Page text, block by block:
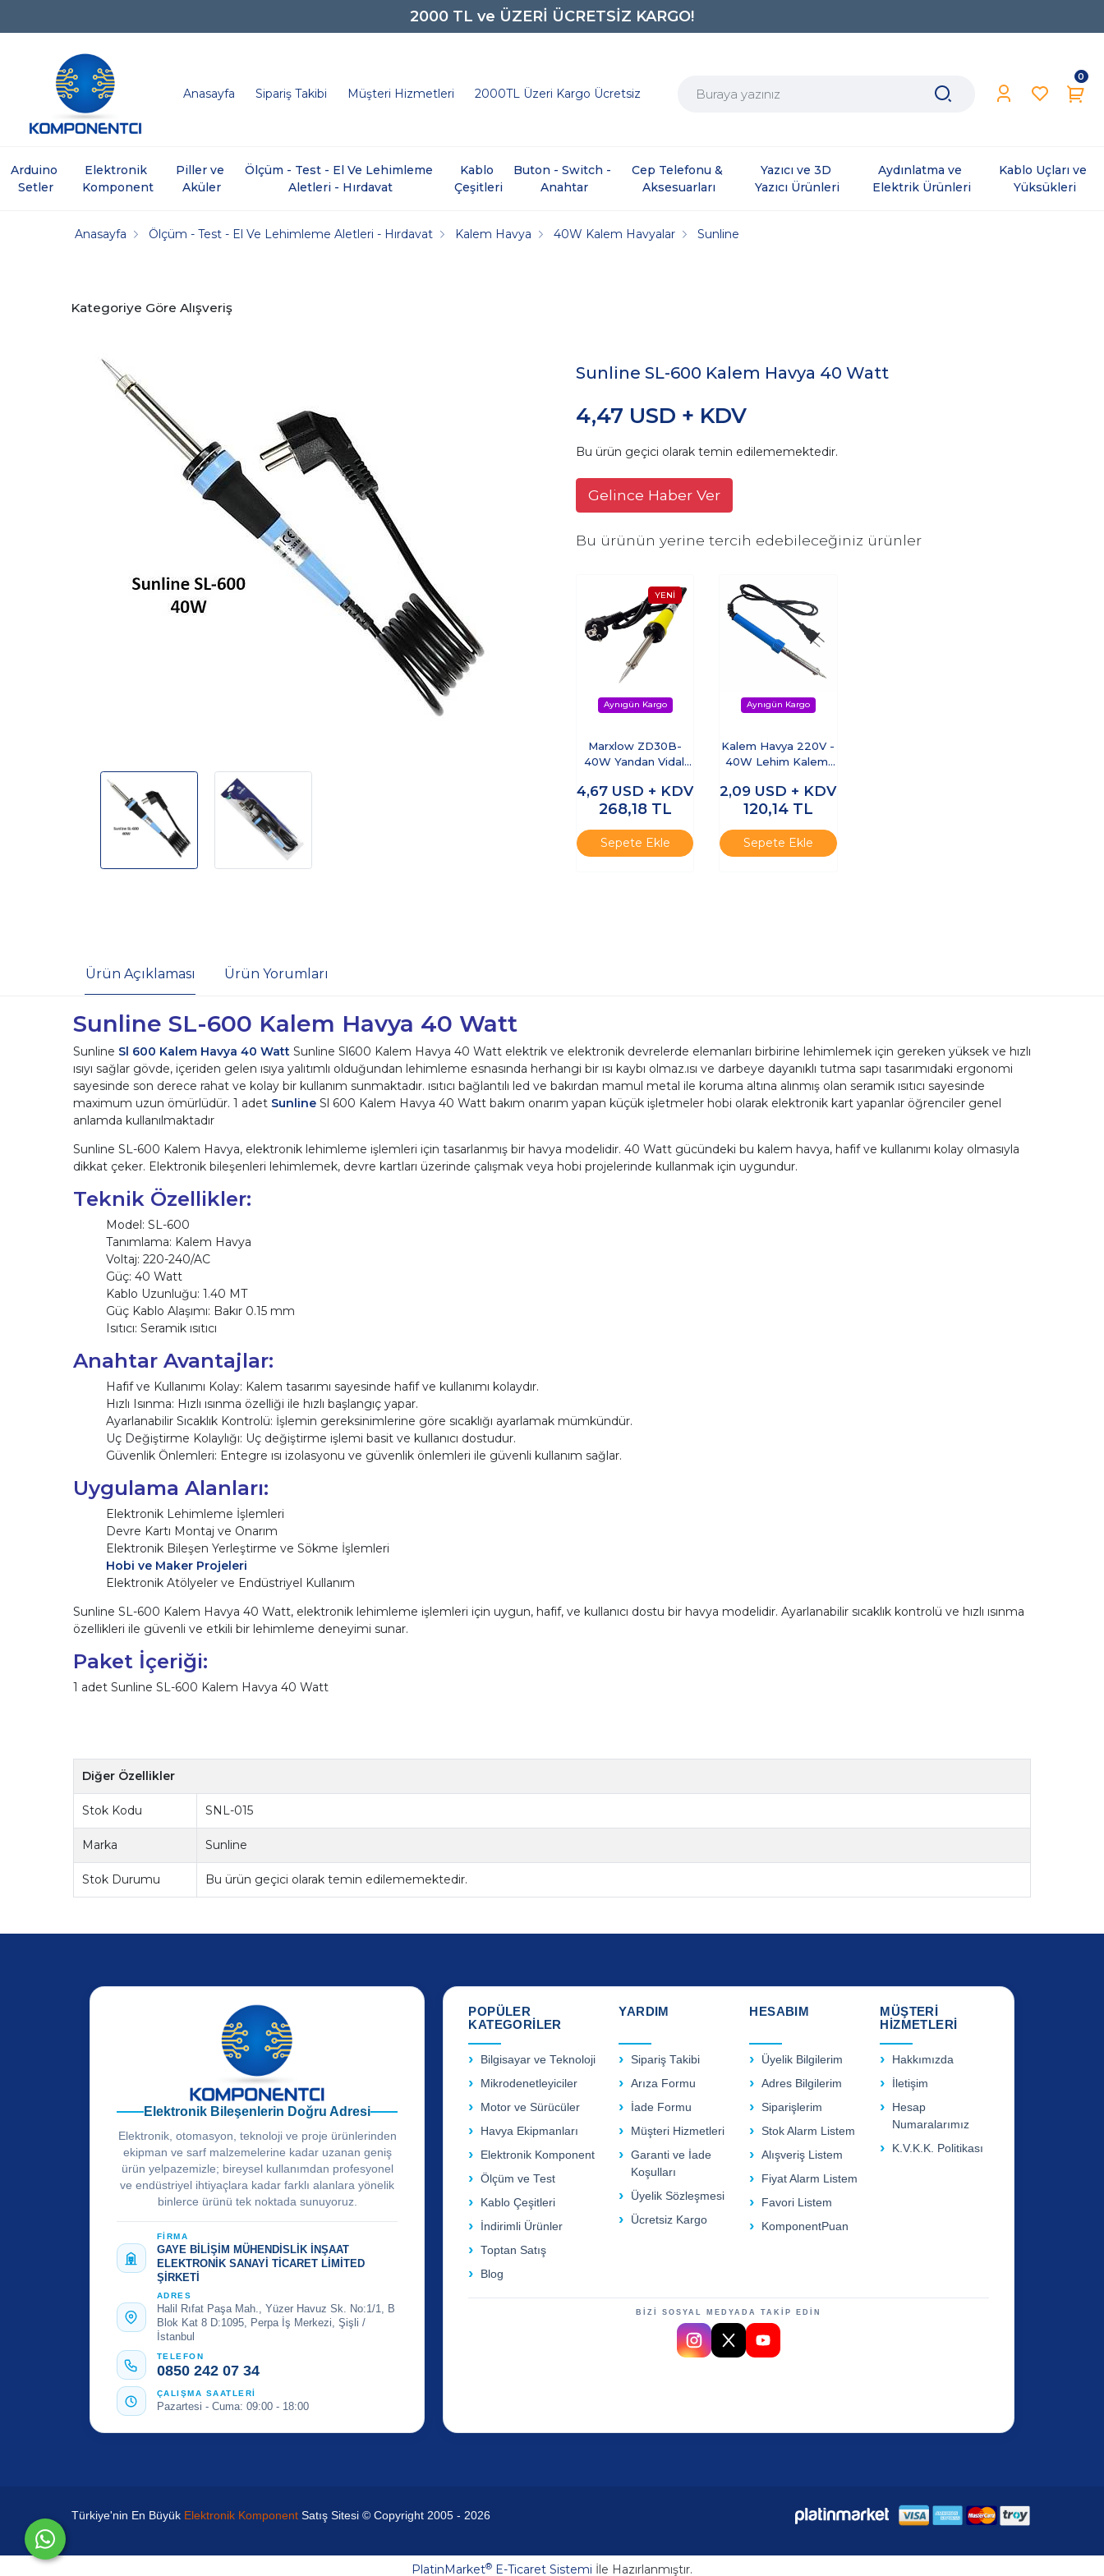
2000 TL ve ÜZERİ ÜCRETSİZ KARGO!
0850 242 0734
Anasayfa Sipariş Takibi Müşteri Hizmetleri 2000TL Üzeri Kargo Ücretsiz
0
Arduino
Setler
Elektronik
Komponent
Piller ve
Aküler
Ölçüm - Test - El Ve Lehimleme
Aletleri - Hırdavat
Kablo
Çeşitleri
Buton - Switch -
Anahtar
Cep Telefonu &
Aksesuarları
Yazıcı ve 3D
Yazıcı Ürünleri
Aydınlatma ve
Elektrik Ürünleri
Kablo Uçları ve
Yüksükleri
Anasayfa Ölçüm - Test - El Ve Lehimleme Aletleri - Hırdavat Kalem Havya 40W Kalem Havyalar Sunline
Kategoriye Göre Alışveriş
Sunline SL-600 Kalem Havya 40 Watt
4,47 USD + KDV
Bu ürün geçici olarak temin edilememektedir.
Gelince Haber Ver
Bu ürünün yerine tercih edebileceğiniz ürünler
Marxlow ZD30B-
40W Yandan Vidalı
4,67 USD + KDV
268,18 TL
Sepete Ekle
Kalem Havya 220V -
40W Lehim Kalemi
2,09 USD + KDV
120,14 TL
Sepete Ekle
Ürün Açıklaması Ürün Yorumları
Sunline SL-600 Kalem Havya 40 Watt
Sunline Sl 600 Kalem Havya 40 Watt Sunline Sl600 Kalem Havya 40 Watt elektrik ve elektronik devrelerde elemanları birbirine lehimlemek için gereken yüksek ve hızlı
ısıyı sağlar gövde, içeriden gelen ısıya yalıtımlı olduğundan lehimleme esnasında herhangi bir ısı kaybı olmaz.ısı ve darbeye dayanıklı tutma sapı tasarımıdaki ergonomi
sayesinde son derece rahat ve kolay bir kullanım sunmaktadır. ısıtıcı bağlantılı led ve bakırdan mamul metal ile koruma altına alınmış olan seramik ısıtıcı sayesinde
maximum uzun ömürlüdür. 1 adet Sunline Sl 600 Kalem Havya 40 Watt bakım onarım yapan küçük işletmeler hobi olarak elektronik kart yapanlar öğrenciler genel
anlamda kullanılmaktadır
Sunline SL-600 Kalem Havya, elektronik lehimleme işlemleri için tasarlanmış bir havya modelidir. 40 Watt gücündeki bu kalem havya, hafif ve kullanımı kolay olmasıyla
dikkat çeker. Elektronik bileşenleri lehimlemek, devre kartları üzerinde çalışmak veya hobi projelerinde kullanmak için uygundur.
Teknik Özellikler:
Model: SL-600
Tanımlama: Kalem Havya
Voltaj: 220-240/AC
Güç: 40 Watt
Kablo Uzunluğu: 1.40 MT
Güç Kablo Alaşımı: Bakır 0.15 mm
Isıtıcı: Seramik ısıtıcı
Anahtar Avantajlar:
Hafif ve Kullanımı Kolay: Kalem tasarımı sayesinde hafif ve kullanımı kolaydır.
Hızlı Isınma: Hızlı ısınma özelliği ile hızlı başlangıç yapar.
Ayarlanabilir Sıcaklık Kontrolü: İşlemin gereksinimlerine göre sıcaklığı ayarlamak mümkündür.
Uç Değiştirme Kolaylığı: Uç değiştirme işlemi basit ve kullanıcı dostudur.
Güvenlik Önlemleri: Entegre ısı izolasyonu ve güvenlik önlemleri ile güvenli kullanım sağlar.
Uygulama Alanları:
Elektronik Lehimleme İşlemleri
Devre Kartı Montaj ve Onarım
Elektronik Bileşen Yerleştirme ve Sökme İşlemleri
Hobi ve Maker Projeleri
Elektronik Atölyeler ve Endüstriyel Kullanım
Sunline SL-600 Kalem Havya 40 Watt, elektronik lehimleme işlemleri için uygun, hafif, ve kullanıcı dostu bir havya modelidir. Ayarlanabilir sıcaklık kontrolü ve hızlı ısınma
özellikleri ile güvenli ve etkili bir lehimleme deneyimi sunar.
Paket İçeriği:
1 adet Sunline SL-600 Kalem Havya 40 Watt
Diğer Özellikler
Stok Kodu SNL-015
Marka Sunline
Stok Durumu Bu ürün geçici olarak temin edilememektedir.
Elektronik Bileşenlerin Doğru Adresi
Elektronik, otomasyon, teknoloji ve proje ürünlerinden
ekipman ve sarf malzemelerine kadar uzanan geniş
ürün yelpazemizle; bireysel kullanımdan profesyonel
ve endüstriyel ihtiyaçlara kadar farklı alanlara yönelik
binlerce ürünü tek noktada sunuyoruz.
FİRMA
GAYE BİLİŞİM MÜHENDİSLİK İNŞAAT
ELEKTRONİK SANAYİ TİCARET LİMİTED
ŞİRKETİ
ADRES
Halil Rıfat Paşa Mah., Yüzer Havuz Sk. No:1/1, B
Blok Kat 8 D:1095, Perpa İş Merkezi, Şişli /
İstanbul
TELEFON
0850 242 07 34
ÇALIŞMA SAATLERİ
Pazartesi - Cuma: 09:00 - 18:00
POPÜLER
KATEGORİLER
Bilgisayar ve Teknoloji
Mikrodenetleyiciler
Motor ve Sürücüler
Havya Ekipmanları
Elektronik Komponent
Ölçüm ve Test
Kablo Çeşitleri
İndirimli Ürünler
Toptan Satış
Blog
YARDIM
Sipariş Takibi
Arıza Formu
İade Formu
Müşteri Hizmetleri
Garanti ve İade
Koşulları
Üyelik Sözleşmesi
Ücretsiz Kargo
HESABIM
Üyelik Bilgilerim
Adres Bilgilerim
Siparişlerim
Stok Alarm Listem
Alışveriş Listem
Fiyat Alarm Listem
Favori Listem
KomponentPuan
MÜŞTERİ
HİZMETLERİ
Hakkımızda
İletişim
Hesap
Numaralarımız
K.V.K.K. Politikası
BİZİ SOSYAL MEDYADA TAKİP EDİN
Türkiye'nin En Büyük Elektronik Komponent Satış Sitesi © Copyright 2005 - 2026
PlatinMarket® E-Ticaret Sistemi İle Hazırlanmıştır.